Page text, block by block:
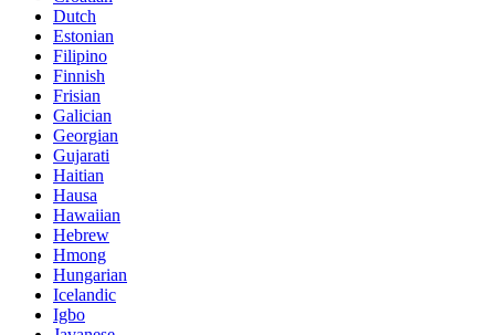
Dutch
Estonian
Filipino
Finnish
Frisian
Galician
Georgian
Gujarati
Haitian
Hausa
Hawaiian
Hebrew
Hmong
Hungarian
Icelandic
Igbo